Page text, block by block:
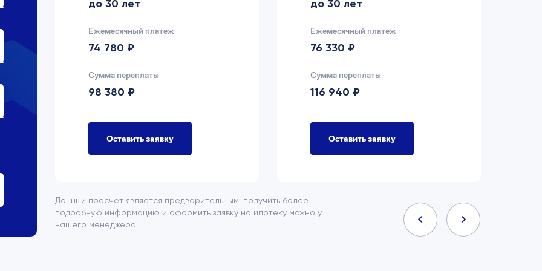
до 30 лет
Ежемесячный платеж
74 780 ₽
Сумма переплаты
98 380 ₽
Оставить заявку
до 30 лет
Ежемесячный платеж
76 330 ₽
Сумма переплаты
116 940 ₽
Оставить заявку
Данный просчет является предварительным, получить более
подробную информацию и оформить заявку на ипотеку можно у
нашего менеджера